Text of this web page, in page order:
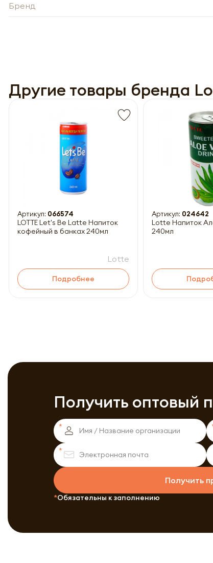
Бренд
Другие товары бренда
Артикул: 066574
LOTTE Let's Be Latte Напиток
кофейный в банках 240мл
Lotte
Подробнее
Артикул: 024642
Lotte Напиток
240мл
Получить оптовый
Получить
Обязательны к заполнению